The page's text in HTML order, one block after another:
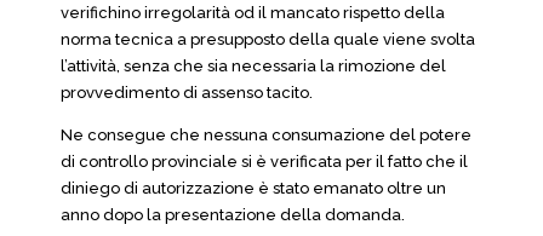
verifichino irregolarità od il mancato rispetto della
norma tecnica a presupposto della quale viene svolta
l’attività, senza che sia necessaria la rimozione del
provvedimento di assenso tacito.
Ne consegue che nessuna consumazione del potere
di controllo provinciale si è verificata per il fatto che il
diniego di autorizzazione è stato emanato oltre un
anno dopo la presentazione della domanda.